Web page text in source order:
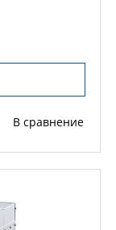
В сравнение